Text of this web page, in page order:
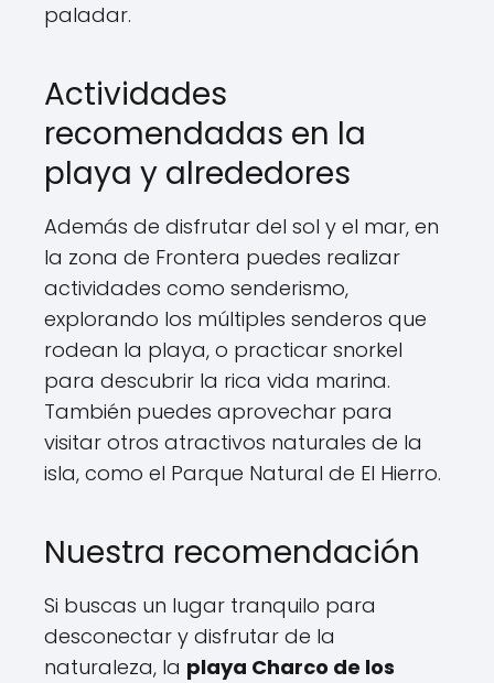
paladar.
Actividades
recomendadas en la
playa y alrededores
Además de disfrutar del sol y el mar, en
la zona de Frontera puedes realizar
actividades como senderismo,
explorando los múltiples senderos que
rodean la playa, o practicar snorkel
para descubrir la rica vida marina.
También puedes aprovechar para
visitar otros atractivos naturales de la
isla, como el Parque Natural de El Hierro.
Nuestra recomendación
Si buscas un lugar tranquilo para
desconectar y disfrutar de la
naturaleza, la playa Charco de los